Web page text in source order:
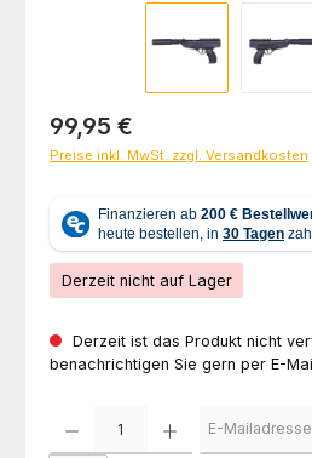
Regulärer Preis:
99,95 €
Preise inkl. MwSt. zzgl. Versandkosten
Derzeit nicht auf Lager
Derzeit ist das Produkt nicht
benachrichtigen Sie gern per E-